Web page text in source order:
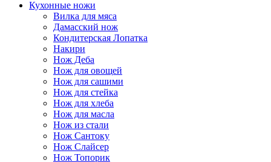
Кухонные ножи
Вилка для мяса
Дамасский нож
Кондитерская Лопатка
Накири
Нож Деба
Нож для овощей
Нож для сашими
Нож для стейка
Нож для хлеба
Нож для масла
Нож из стали
Нож Сантоку
Нож Слайсер
Нож Топорик